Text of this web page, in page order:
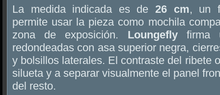
La medida indicada es de 26 cm, un
permite usar la pieza como mochila
zona de exposición. Loungeflyfirma
redondeadas con asa superior negra,
y bolsillos laterales. El contraste del ribete
silueta y a separar visualmente el panel
del resto.